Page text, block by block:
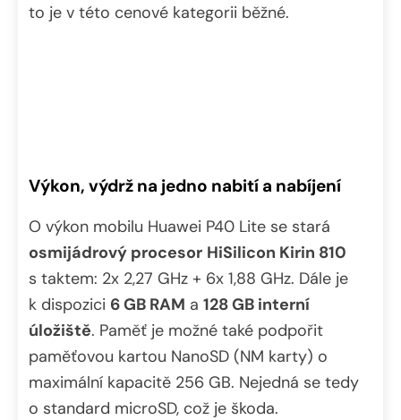
to je v této cenové kategorii běžné.
Výkon, výdrž na jedno nabití a nabíjení
O výkon mobilu Huawei P40 Lite se stará
osmijádrový procesor HiSilicon Kirin 810
s taktem: 2x 2,27 GHz + 6x 1,88 GHz. Dále je
k dispozici 6 GB RAM a 128 GB interní
úložiště. Paměť je možné také podpořit
paměťovou kartou NanoSD (NM karty) o
maximální kapacitě 256 GB. Nejedná se tedy
o standard microSD, což je škoda.